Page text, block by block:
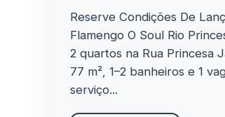
Reserve Condições De
Flamengo O Soul Rio
2 quartos na Rua Princesa
77 m², 1–2 banheiros e 1
serviço...